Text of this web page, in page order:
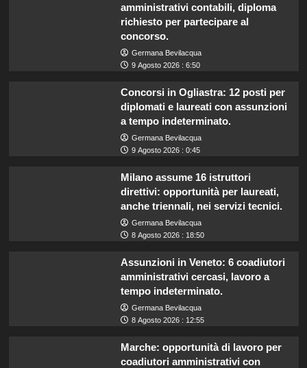
amministrativi contabili, diploma
richiesto per partecipare al
concorso.
Germana Bevilacqua
9 Agosto 2026 : 6:50
Concorsi in Ogliastra: 12 posti per
diplomati e laureati con assunzioni
a tempo indeterminato.
Germana Bevilacqua
9 Agosto 2026 : 0:45
Milano assume 16 istruttori
direttivi: opportunità per laureati,
anche triennali, nei servizi tecnici.
Germana Bevilacqua
8 Agosto 2026 : 18:50
Assunzioni in Veneto: 6 coadiutori
amministrativi cercasi, lavoro a
tempo indeterminato.
Germana Bevilacqua
8 Agosto 2026 : 12:55
Marche: opportunità di lavoro per
coadiutori amministrativi con